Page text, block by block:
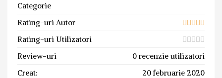
Categorie
Rating-uri Autor
Rating-uri Utilizatori
Review-uri
0 recenzie utilizatori
Creat:
20 februarie 2020